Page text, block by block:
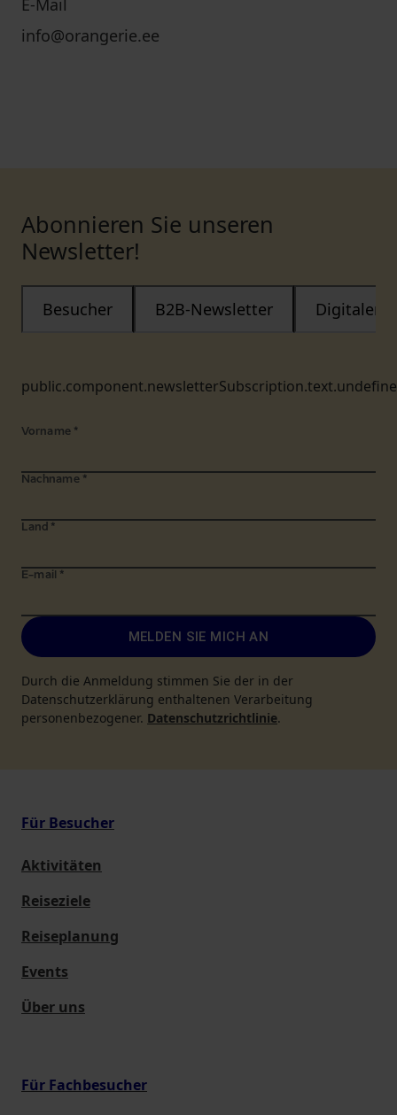
E-Mail
info@orangerie.ee
Abonnieren Sie unseren
Newsletter!
Besucher B2B-Newsletter Digitaler
Vorname *
Nachname *
Land *
E-mail *
MELDEN SIE MICH AN
Durch die Anmeldung stimmen Sie der in der
Datenschutzerklärung enthaltenen Verarbeitung
personenbezogener. Datenschutzrichtlinie.
Für Besucher
Aktivitäten
Reiseziele
Reiseplanung
Events
Über uns
Für Fachbesucher